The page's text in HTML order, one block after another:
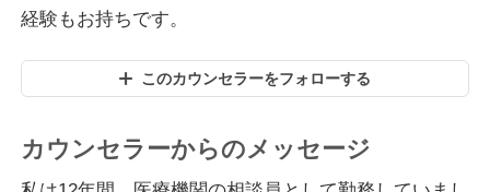
経験もお持ちです。
このカウンセラーをフォローする
カウンセラーからのメッセージ